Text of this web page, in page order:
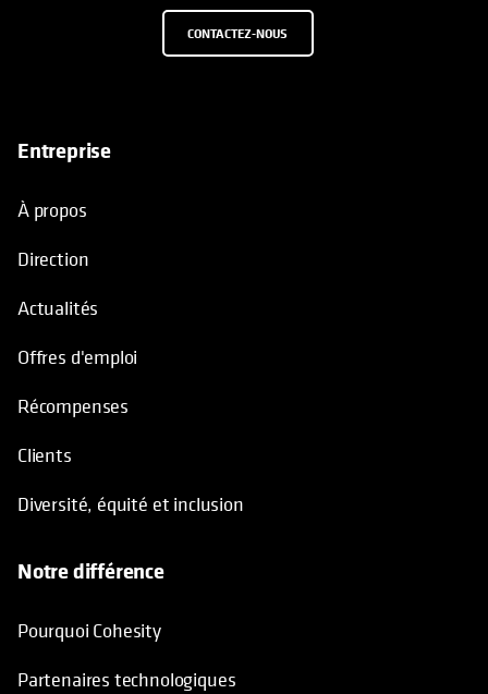
CONTACTEZ-NOUS
Entreprise
À propos
Direction
Actualités
Offres d'emploi
Récompenses
Clients
Diversité, équité et inclusion
Notre différence
Pourquoi Cohesity
Partenaires technologiques